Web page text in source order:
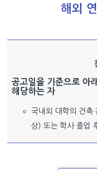
해외
공고일을 기준으로 아
해당하는 자
국내외 대학의 건축
상) 또는 학사 졸업